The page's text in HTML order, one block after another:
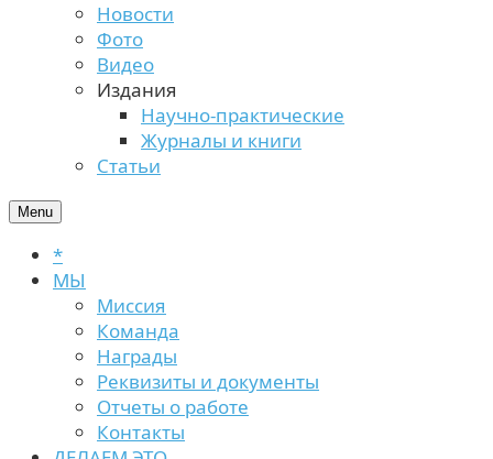
Новости
Фото
Видео
Издания
Научно-практические
Журналы и книги
Статьи
Menu
*
МЫ
Миссия
Команда
Награды
Реквизиты и документы
Отчеты о работе
Контакты